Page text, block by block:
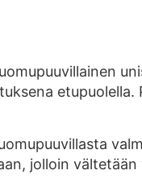
etupuolella.
jolloin